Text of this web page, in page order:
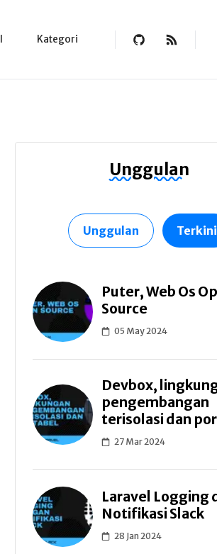
Kategori
Unggulan
Unggulan Terkini
Puter, Web Os
Source
05 May 2024
Devbox,
pengembangan
terisolasi dan
27 Mar 2024
Laravel Logging
Notifikasi Slack
28 Jan 2024